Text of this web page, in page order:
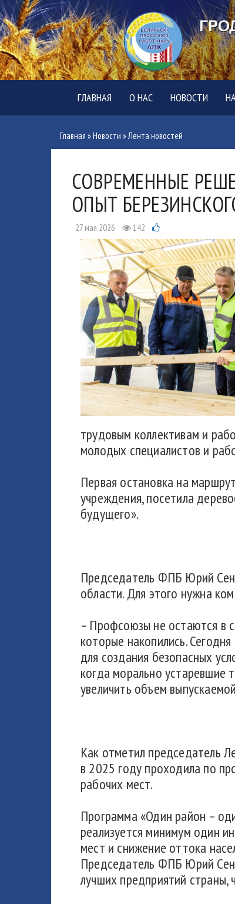
ГЛАВНАЯ О НАС НОВОСТИ
Главная »Новости »Лента новостей
СОВРЕМЕННЫЕ
ОПЫТ
27 мая 2026 142
трудовым коллективам и
молодых специалистов и
Первая остановка на
учреждения, посетила
будущего».
Председатель ФПБ Юрий
области. Для этого нужна
– Профсоюзы не остаются в
которые накопились.
для создания безопасных
когда морально устаревшие
увеличить объем
Как отметил председатель
в 2025 году проходила по
рабочих мест.
Программа «Один район –
реализуется минимум один
мест и снижение оттока
Председатель ФПБ Юрий
лучших предприятий